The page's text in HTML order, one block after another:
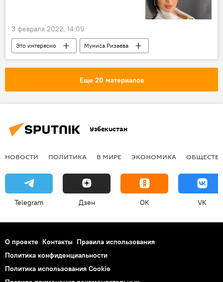
3 февраля 2022, 14:09
Это интересно Муниса Ризаева
Еще 20 материалов
Узбекистан
НОВОСТИ ПОЛИТИКА В МИРЕ ЭКОНОМИКА
Telegram Дзен OK VK
О проекте Контакты Правила использования
Политика конфиденциальности
Политика использования Cookie